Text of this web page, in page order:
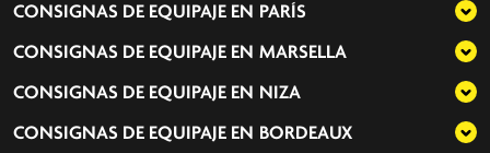
CONSIGNAS DE EQUIPAJE EN PARÍS
CONSIGNAS DE EQUIPAJE EN MARSELLA
CONSIGNAS DE EQUIPAJE EN NIZA
CONSIGNAS DE EQUIPAJE EN BORDEAUX